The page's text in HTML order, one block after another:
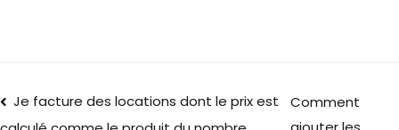
Je facture des locations dont le prix est
Comment